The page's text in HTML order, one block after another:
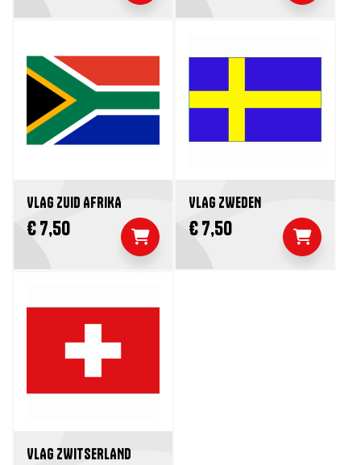
VLAG ZUID AFRIKA
€ 7,50
VLAG ZWEDEN
€ 7,50
VLAG ZWITSERLAND